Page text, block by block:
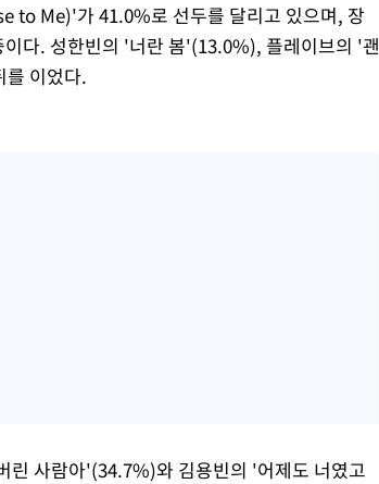
to Me)'가 41.0%로 선두를 달리고 있으며, 장
다. 성한빈의 '너란 봄'(13.0%), 플레이브의 '괜
이었다.
린 사람아'(34.7%)와 김용빈의 '어제도 너였고